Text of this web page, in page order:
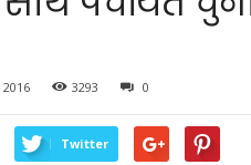
3293 0
Twitter